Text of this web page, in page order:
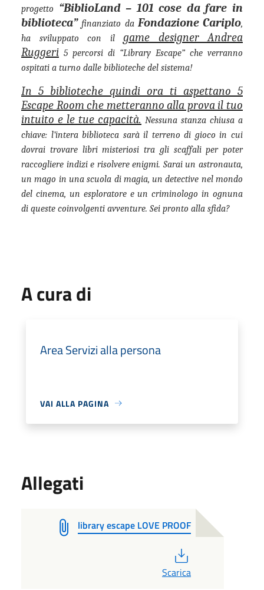
progetto “BiblioLand – 101 cose da fare in
biblioteca”finanziato da Fondazione Cariplo,
ha sviluppato con il game designer Andrea
Ruggeri 5 percorsi di “Library Escape” che verranno
ospitati a turno dalle biblioteche del sistema!
In 5 biblioteche quindi ora ti aspettano 5
Escape Room che metteranno alla prova il tuo
intuito e le tue capacità. Nessuna stanza chiusa a
chiave: l’intera biblioteca sarà il terreno di gioco in cui
dovrai trovare libri misteriosi tra gli scaffali per poter
raccogliere indizi e risolvere enigmi. Sarai un astronauta,
un mago in una scuola di magia, un detective nel mondo
del cinema, un esploratore e un criminologo in ognuna
di queste coinvolgenti avventure. Sei pronto alla sfida?
A cura di
Area Servizi alla persona
VAI ALLA PAGINA
Allegati
library escape LOVE PROOF
Scarica